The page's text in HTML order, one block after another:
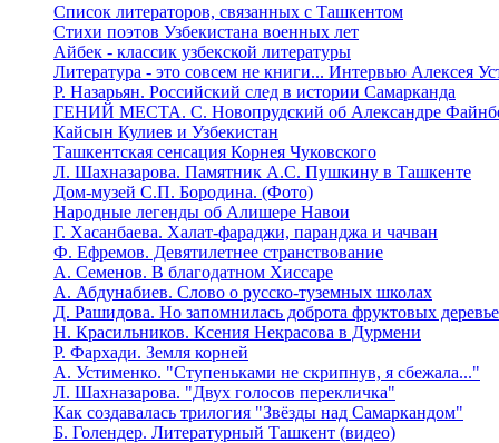
Список литераторов, связанных с Ташкентом
Стихи поэтов Узбекистана военных лет
Айбек - классик узбекской литературы
Литература - это совсем не книги... Интервью Алексея
Р. Назарьян. Российский след в истории Самарканда
ГЕНИЙ МЕСТА. C. Новопрудский об Александре
Кайсын Кулиев и Узбекистан
Ташкентская сенсация Корнея Чуковского
Л. Шахназарова. Памятник А.С. Пушкину в Ташкенте
Дом-музей С.П. Бородина. (Фото)
Народные легенды об Алишере Навои
Г. Хасанбаева. Халат-фараджи, паранджа и чачван
Ф. Ефремов. Девятилетнее странствование
А. Семенов. В благодатном Хиссаре
А. Абдунабиев. Слово о русско-туземных школах
Д. Рашидова. Но запомнилась доброта фруктовых
Н. Красильников. Ксения Некрасова в Дурмени
Р. Фархади. Земля корней
А. Устименко. "Ступеньками не скрипнув, я сбежала..."
Л. Шахназарова. "Двух голосов перекличка"
Как создавалась трилогия "Звёзды над Самаркандом"
Б. Голендер. Литературный Ташкент (видео)